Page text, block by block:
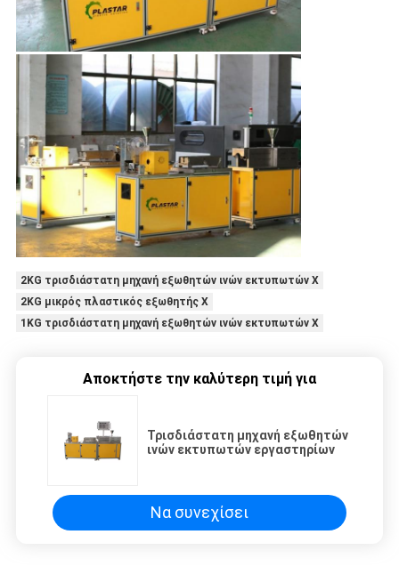
2KG τρισδιάστατη μηχανή εξωθητών ινών εκτυπωτών Χ
2KG μικρός πλαστικός εξωθητής Χ
1KG τρισδιάστατη μηχανή εξωθητών ινών εκτυπωτών Χ
Αποκτήστε την καλύτερη τιμή για
Τρισδιάστατη μηχανή εξωθητών
ινών εκτυπωτών εργαστηρίων
Να συνεχίσει